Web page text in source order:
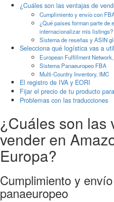
¿Cuáles son las ventajas de
Cumplimiento y envío con
¿Qué países forman parte de
internacionalizar mis listings?
Sistema de reseñas y ASIN
Selecciona qué logística vas a
European Fulfillment
Sistema Panaeuropeo FBA
Multi-Country Inventory, IMC
El registro de IVA y EORI
Fijar el precio de tu producto
Problemas con las traducciones
¿Cuáles son las
vender en
Europa?
Cumplimiento y
panaeuropeo